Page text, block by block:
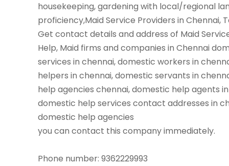
housekeeping, gardening with local/regional
proficiency,Maid Service Providers in Chennai,
Get contact details and address of Maid
Help, Maid firms and companies in Chennai
services in chennai, domestic workers in
helpers in chennai, domestic servants in
help agencies chennai, domestic help agents
domestic help services contact addresses in
domestic help agencies
you can contact this company immediately.
Phone number: 9362229993